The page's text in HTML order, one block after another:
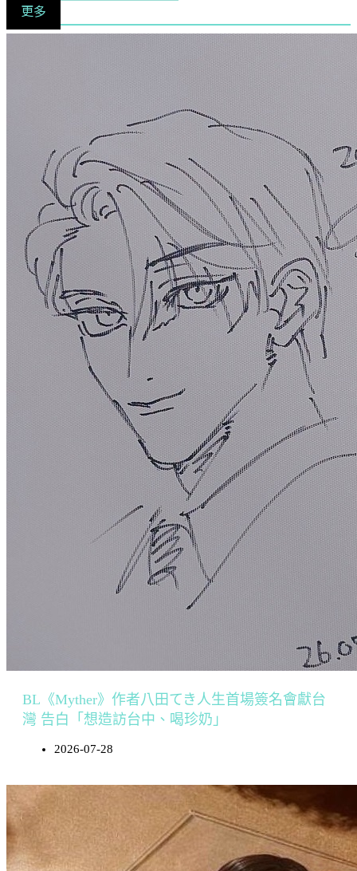
更多
BL《Myther》作者八田てき人生首場簽名會獻台
灣 告白「想造訪台中、喝珍奶」
2026-07-28